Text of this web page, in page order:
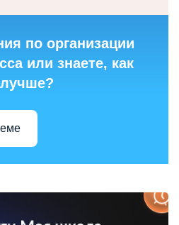
по организации
или знаете, как